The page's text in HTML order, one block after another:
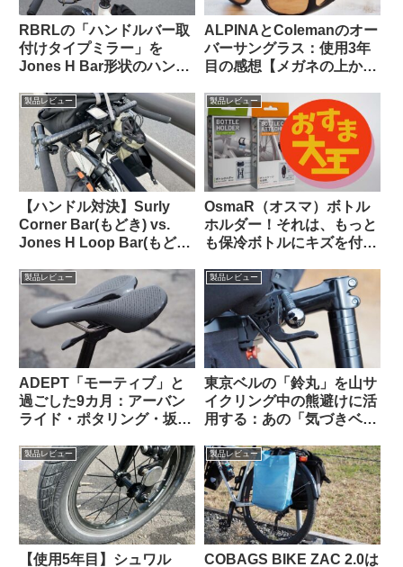
RBRLの「ハンドルバー取
付けタイプミラー」を
Jones H Bar形状のハンド
リでした
ALPINAとColemanのオー
バーサングラス：使用3年
目の感想【メガネの上から
円】
製品レビュー
【ハンドル対決】Surly
Corner Bar(もどき) vs.
Jones H Loop Bar(もど
は…
製品レビュー
OsmaR（オスマ）ボトル
ホルダー！それは、もっと
も保冷ボトルにキズを付け
ダー（のはず）！！
製品レビュー
ADEPT「モーティブ」と
過ごした9カ月：アーバン
ライド・ポタリング・坂道
ノーズサドル
製品レビュー
東京ベルの「鈴丸」を山サ
イクリング中の熊避けに活
用する：あの「気づきベ
るようにした感じで超便利
製品レビュー
【使用5年目】シュワル
製品レビュー
COBAGS BIKE ZAC 2.0は